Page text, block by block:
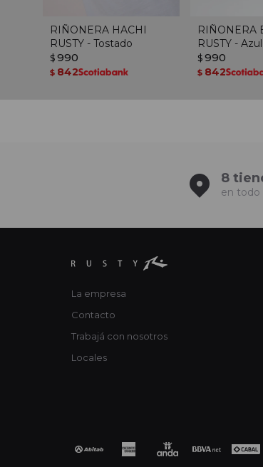
RIÑONERA HACHI
RUSTY - Tostado
$ 990
$ 842
RIÑONERA
RUSTY -
$ 990
$ 842
8
en todo
La empresa
Contacto
Trabajá con nosotros
Locales